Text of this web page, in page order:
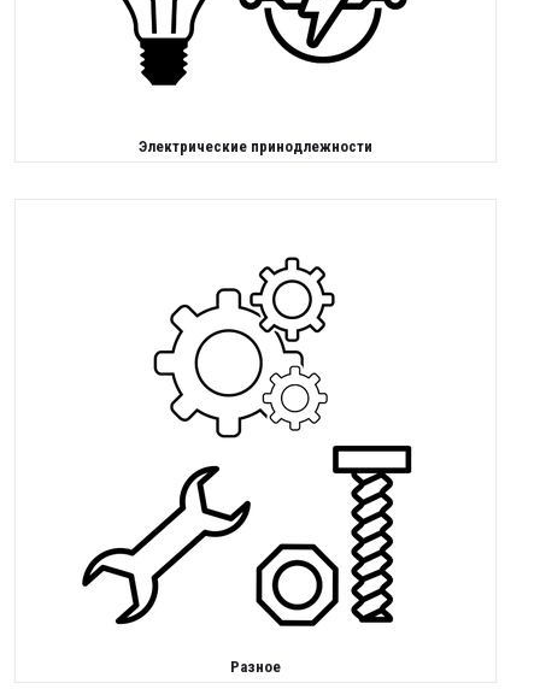
Электрические принодлежности
Разное